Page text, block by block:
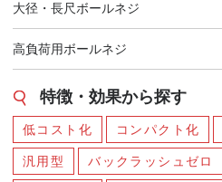
大径・長尺ボールネジ
高負荷用ボールネジ
特徴・効果から探す
低コスト化 コンパクト化
汎用型 バックラッシュゼロ